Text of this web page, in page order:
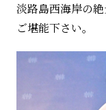
淡路島西海岸の
ご堪能下さい。